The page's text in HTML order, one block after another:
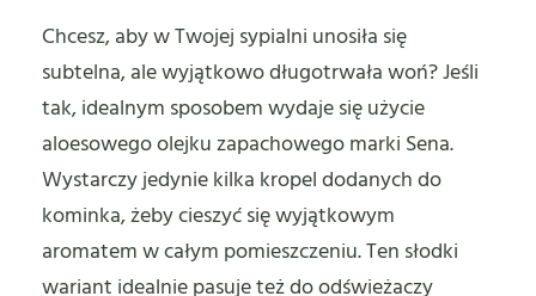
Chcesz, aby w Twojej sypialni unosiła się
subtelna, ale wyjątkowo długotrwała woń? Jeśli
tak, idealnym sposobem wydaje się użycie
aloesowego olejku zapachowego marki Sena.
Wystarczy jedynie kilka kropel dodanych do
kominka, żeby cieszyć się wyjątkowym
aromatem w całym pomieszczeniu. Ten słodki
wariant idealnie pasuje też do odświeżaczy